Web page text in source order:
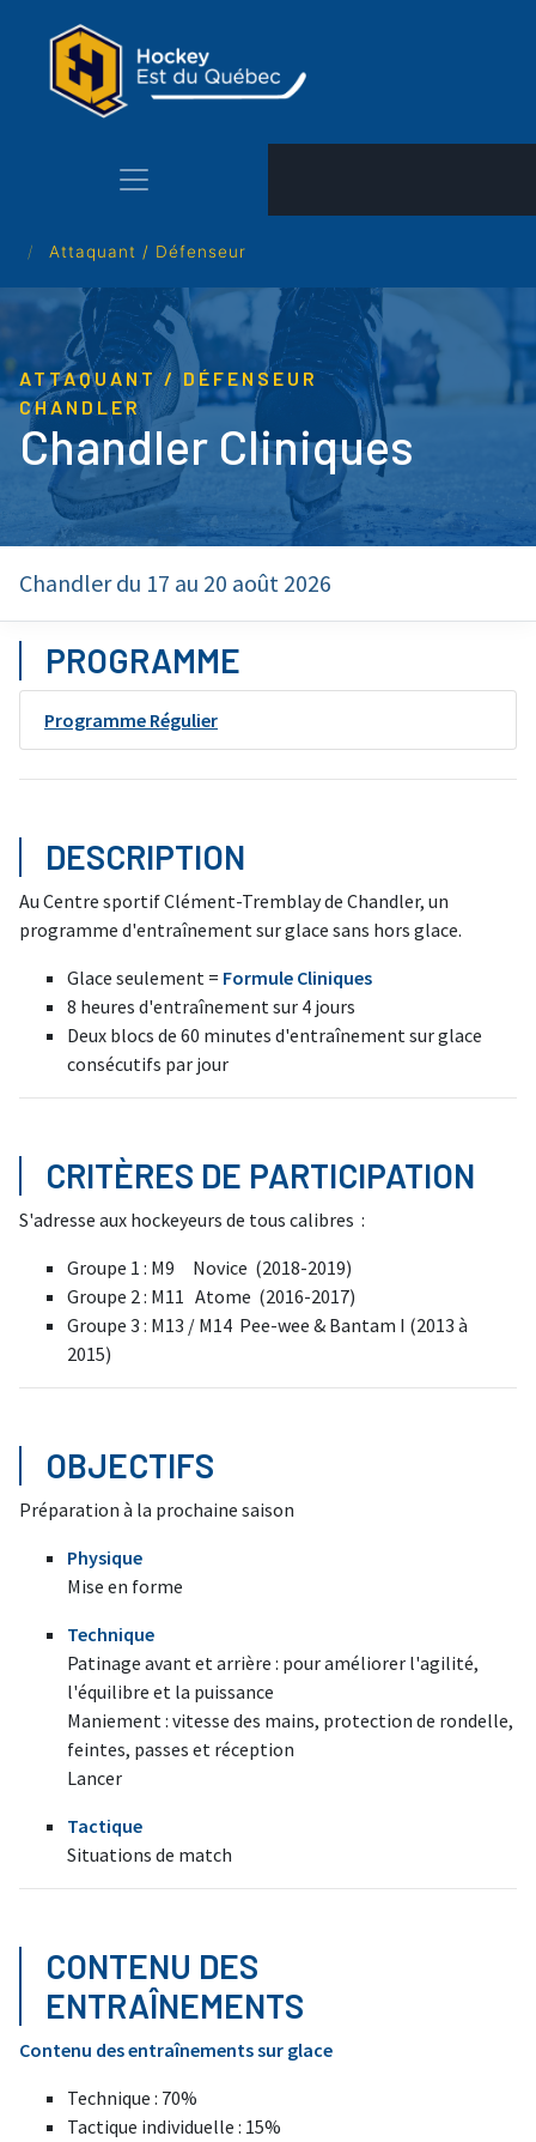
contenu
principal
Attaquant / Défenseur
ATTAQUANT / DÉFENSEUR
CHANDLER
Chandler Cliniques
Chandler du 17 au 20 août 2026
PROGRAMME
Programme Régulier
DESCRIPTION
Au Centre sportif Clément-Tremblay de Chandler, un
programme d'entraînement sur glace sans hors glace.
Glace seulement = Formule Cliniques
8 heures d'entraînement sur 4 jours
Deux blocs de 60 minutes d'entraînement sur glace
consécutifs par jour
CRITÈRES DE PARTICIPATION
S'adresse aux hockeyeurs de tous calibres :
Groupe 1 : M9 Novice (2018-2019)
Groupe 2 : M11 Atome (2016-2017)
Groupe 3 : M13 / M14 Pee-wee & Bantam I (2013 à
2015)
OBJECTIFS
Préparation à la prochaine saison
Physique
Mise en forme
Technique
Patinage avant et arrière : pour améliorer l'agilité,
l'équilibre et la puissance
Maniement : vitesse des mains, protection de rondelle,
feintes, passes et réception
Lancer
Tactique
Situations de match
CONTENU DES
ENTRAÎNEMENTS
Contenu des entraînements sur glace
Technique : 70%
Tactique individuelle : 15%